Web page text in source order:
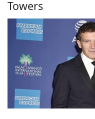
Towers